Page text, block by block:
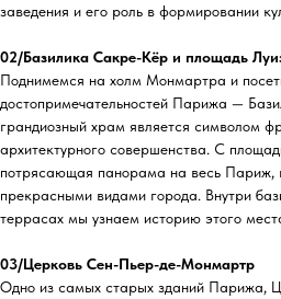
заведения и его роль в формировании
02/Базилика Сакре-Кёр и площадь
Поднимемся на холм Монмартра и
достопримечательностей Парижа —
грандиозный храм является символом
архитектурного совершенства. С
потрясающая панорама на весь Париж,
прекрасными видами города. Внутри
террасах мы узнаем историю этого
03/Церковь Сен-Пьер-де-Монмартр
Одно из самых старых зданий Парижа,